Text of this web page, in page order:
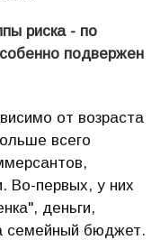
риска - по
подвержен
от возраста
всего
Во-первых, у них
деньги,
семейный бюджет.